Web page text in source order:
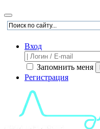
Вход
Запомнить меня
Регистрация